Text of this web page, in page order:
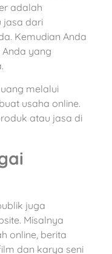
adalah
jasa dari
Kemudian Anda
yang
melalui
usaha online.
atau jasa di
juga
Misalnya
online, berita
dan karya seni